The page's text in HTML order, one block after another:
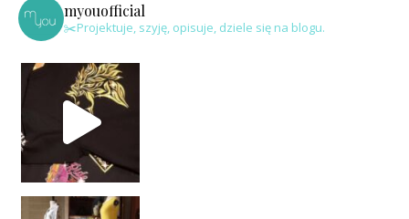
myouofficial
✂️Projektuje, szyję, opisuje, dziele się na blogu.